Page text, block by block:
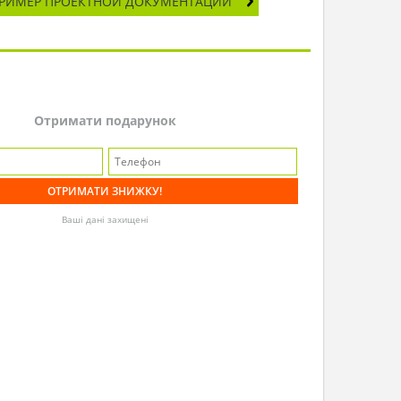
Отримати подарунок
Ваші дані захищені